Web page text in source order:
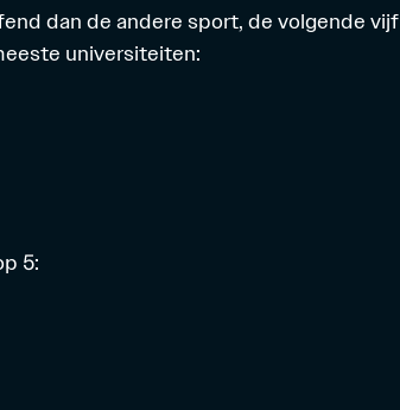
dan de andere sport, de volgende vijf
universiteiten:
5: